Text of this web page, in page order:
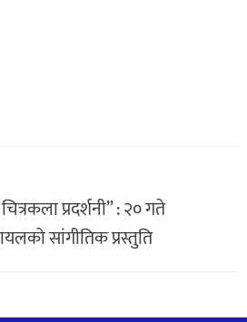
चित्रकला प्रदर्शनी” : २० गते
सांगीतिक प्रस्तुति